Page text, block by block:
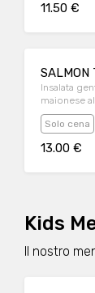
11.50 €
SALMON
Insalata
maionese
Solo cena
13.00 €
Kids
Il nostro